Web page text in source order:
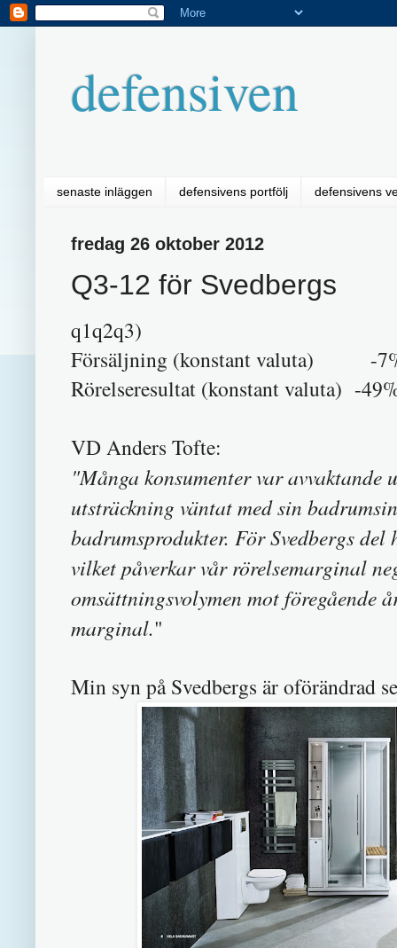
defensiven
senaste inläggen defensivens portfölj defensivens
fredag 26 oktober 2012
Q3-12 för Svedbergs
q1q2q3)
Försäljning (konstant valuta) -
Rörelseresultat (konstant valuta) -
VD Anders Tofte:
"Många konsumenter var
utsträckning väntat med sin
badrumsprodukter. För Svedbergs
vilket påverkar vår rörelsemarginal
omsättningsvolymen mot föregående
marginal."
Min syn på Svedbergs är oförändrad